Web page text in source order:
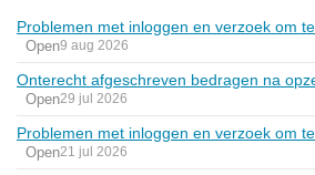
Problemen met inloggen en verzoek om
Open9 aug 2026
Onterecht afgeschreven bedragen na
Open29 jul 2026
Problemen met inloggen en verzoek om
Open21 jul 2026